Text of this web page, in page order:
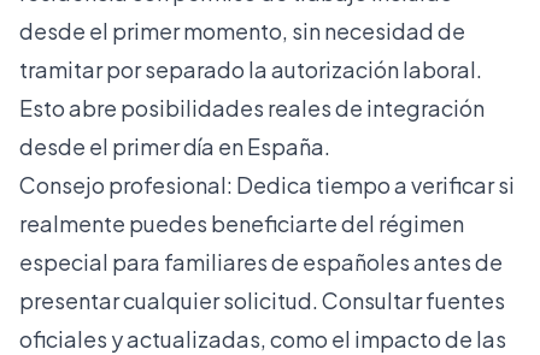
desde el primer momento, sin necesidad de
tramitar por separado la autorización laboral.
Esto abre posibilidades reales de integración
desde el primer día en España.
Consejo profesional: Dedica tiempo a verificar si
realmente puedes beneficiarte del régimen
especial para familiares de españoles antes de
presentar cualquier solicitud. Consultar fuentes
oficiales y actualizadas, como el impacto de las